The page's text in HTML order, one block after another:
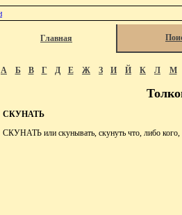
Главная
А Б В Г Д Е Ж З И Й К Л М
СКУНАТЬ
СКУНАТЬ или скунывать, скунуть что, либо кого,